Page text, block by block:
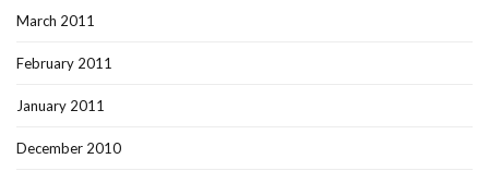
March 2011
February 2011
January 2011
December 2010